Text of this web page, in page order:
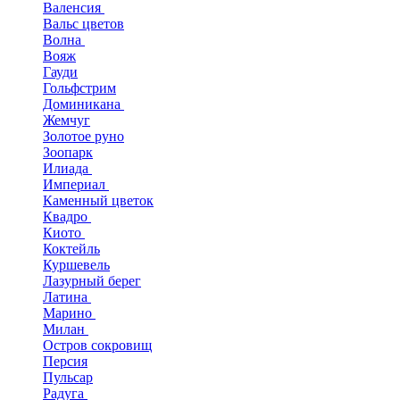
Валенсия
Вальс цветов
Волна
Вояж
Гауди
Гольфстрим
Доминикана
Жемчуг
Золотое руно
Зоопарк
Илиада
Империал
Каменный цветок
Квадро
Киото
Коктейль
Куршевель
Лазурный берег
Латина
Марино
Милан
Остров сокровищ
Персия
Пульсар
Радуга